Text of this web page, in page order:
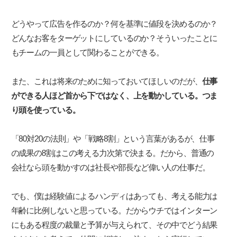
どうやって広告を作るのか？何を基準に値段を決めるのか？
どんなお客をターゲットにしているのか？そういったことに
もチームの一員として関わることができる。
また、これは将来のために知っておいてほしいのだが、 仕事
ができる人ほど首から下ではなく、上を動かしている。つま
り頭を使っている。
「80対20の法則」や「戦略8割」という言葉があるが、仕事
の成果の8割はこの考える力次第で決まる。だから、普通の
会社なら頭を動かすのは社長や部長など偉い人の仕事だ。
でも、僕は経験値によるハンディはあっても、考える能力は
年齢に比例しないと思っている。だからウチではインターン
にもある程度の裁量と予算が与えられて、その中でどう結果